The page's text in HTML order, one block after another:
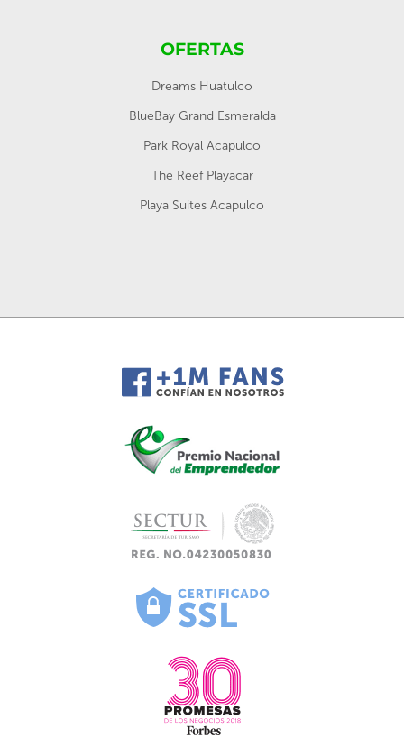
OFERTAS
Dreams Huatulco
BlueBay Grand Esmeralda
Park Royal Acapulco
The Reef Playacar
Playa Suites Acapulco